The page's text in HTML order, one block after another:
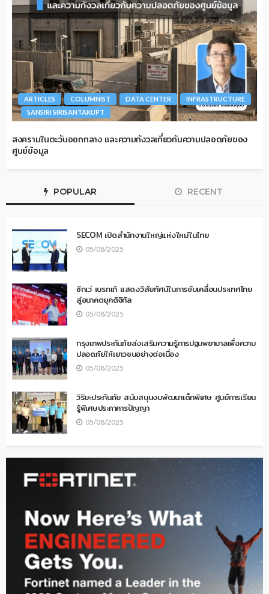
ARTICLES COLUMNIST DATA CENTER
INFRASTRUCTURE
SANSIRI SIRISANTAKUPT
สงครามในตะวันออกกลาง และความกังวลเกี่ยวกับความปลอดภัยของ
ศูนย์ข้อมูล
POPULAR RECENT
SECOM เปิดสำนักงานใหญ่แห่งใหม่ในไทย
05/08/2025
ซิกเว่ เบรกเก้ แสดงวิสัยทัศน์ในการขับเคลื่อนประเทศไทย
สู่อนาคตยุคดิจิทัล
05/08/2025
กรุงเทพประกันภัยส่งเสริมความรู้การปฐมพยาบาลเพื่อความ
ปลอดภัยให้เยาวชนอย่างต่อเนื่อง
05/08/2025
วิริยะประกันภัย สนับสนุนงบพัฒนาเด็กพิเศษ ศูนย์การเรียน
รู้พิเศษประภาคารปัญญา
05/08/2025